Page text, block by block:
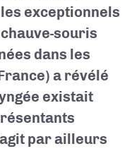
exceptionnels
souris
dans les
a révélé
existait
par ailleurs